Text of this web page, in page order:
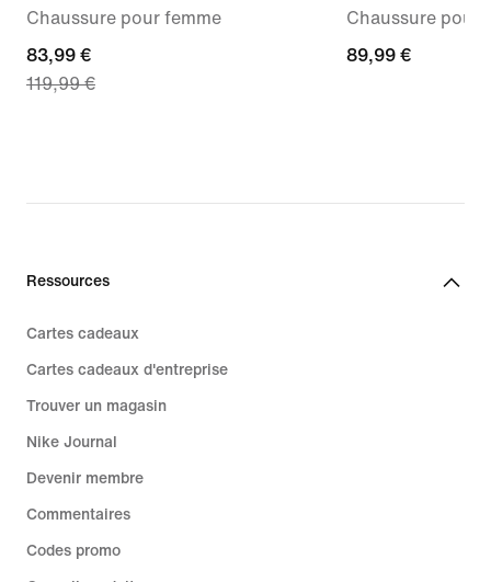
Chaussure pour femme
current
price
119,99 €
83,99 €
119,99 €
Chaussure pour
89,99 €
89,99 €
Ressources
Cartes cadeaux
Cartes cadeaux d'entreprise
Trouver un magasin
Nike Journal
Devenir membre
Commentaires
Codes promo